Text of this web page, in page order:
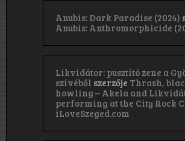
Anubis: Dark Paradise (2024)
Anubis: Anthromorphicide
Likvidátor: pusztító zene a
szívéből szerzője Thrash,
howling – Akela and
performing at the City Rock
iLoveSzeged.com